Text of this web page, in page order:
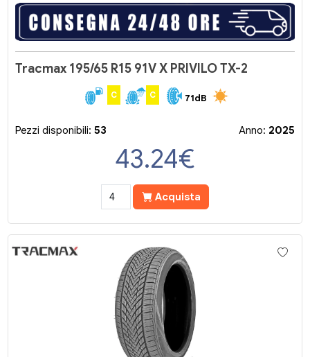
Tracmax 195/65 R15 91V X PRIVILO TX-2
C C 71dB
Pezzi disponibili:53 Anno: 2025
43.24€
Acquista